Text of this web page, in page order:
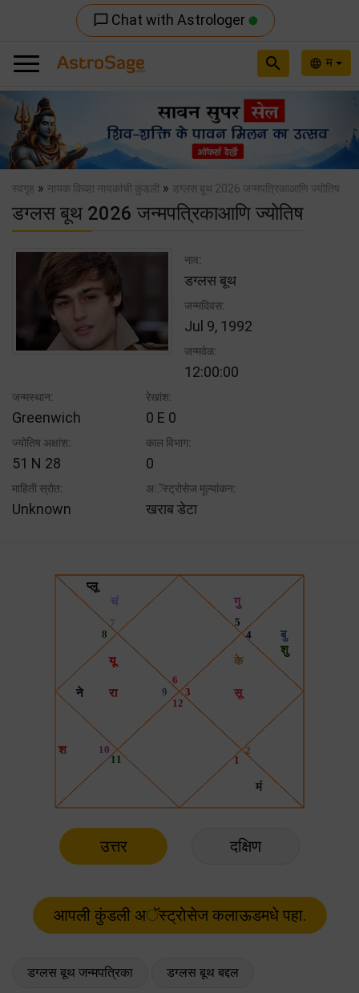
chat_bubble_outline Chat with Astrologer
language म
search
Previous
स्वगृह » नायक किव्हा नायकांची कुंडली » डग्लस बूथ 2026 जन्मपत्रिकाआणि ज्योतिष
डग्लस बूथ 2026 जन्मपत्रिकाआणि ज्योतिष
नाव:
डग्लस बूथ
जन्मदिवस:
Jul 9, 1992
जन्मवेळ:
12:00:00
जन्मस्थान:
Greenwich
रेखांश:
0 E 0
ज्योतिष अक्षांश:
51 N 28
काल विभाग:
0
माहिती स्रोत:
Unknown
अॅस्ट्रोसेज मूल्यांकन:
खराब डेटा
उत्तर दक्षिण
डग्लस बूथ जन्मपत्रिका डग्लस बूथ बद्दल